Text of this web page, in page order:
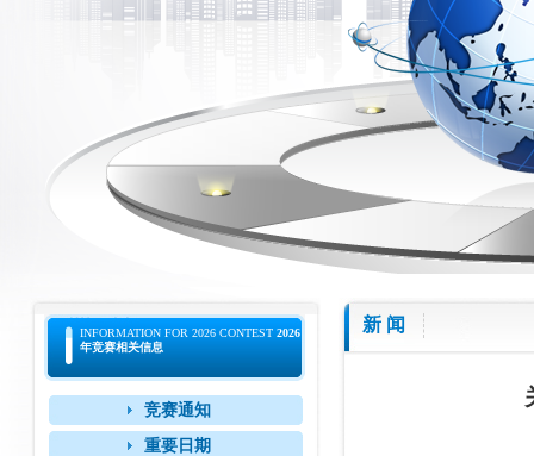
INFORMATION FOR 2026 CONTEST 2026
年竞赛相关信息
竞赛通知
重要日期
新 闻